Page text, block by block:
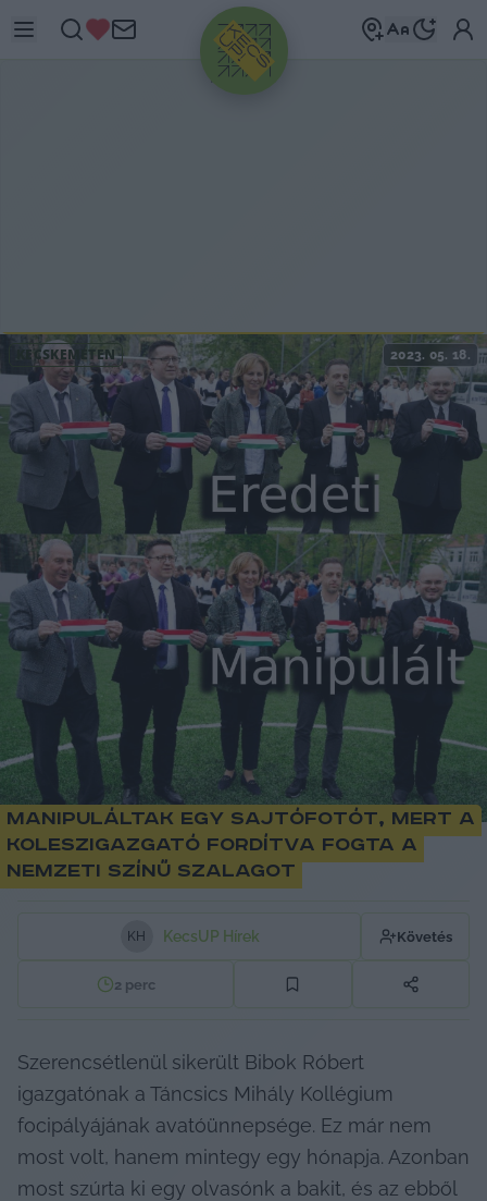
HIRDETÉS
KECSKEMÉTEN 2023. 05. 18.
Manipuláltak egy sajtófotót, mert a
koleszigazgató fordítva fogta a
nemzeti színű szalagot
K H KecsUP Hírek Követés
2 perc
Szerencsétlenül sikerült Bibok Róbert
igazgatónak a Táncsics Mihály Kollégium
focipályájának avatóünnepsége. Ez már nem
most volt, hanem mintegy egy hónapja. Azonban
most szúrta ki egy olvasónk a bakit, és az ebből